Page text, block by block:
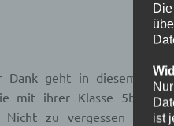
Dank geht in diesem Jahr
mit ihrer Klasse 5b für
Nicht zu vergessen auch
ist